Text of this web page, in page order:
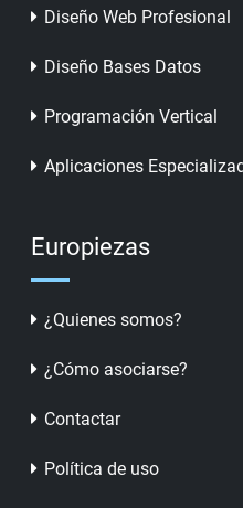
Diseño Web Profesional
Diseño Bases Datos
Programación Vertical
Aplicaciones
Europiezas
¿Quienes somos?
¿Cómo asociarse?
Contactar
Política de uso